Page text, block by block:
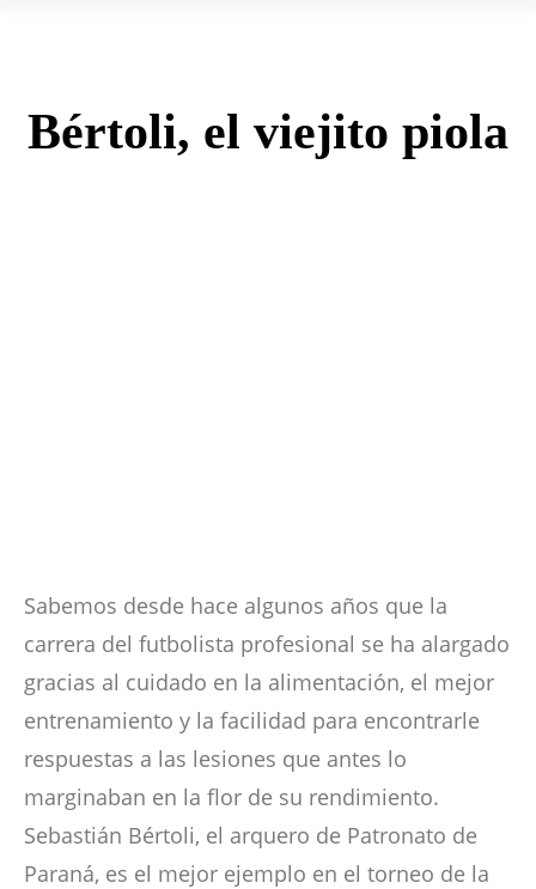
Bértoli, el viejito piola
Sabemos desde hace algunos años que la
carrera del futbolista profesional se ha alargado
gracias al cuidado en la alimentación, el mejor
entrenamiento y la facilidad para encontrarle
respuestas a las lesiones que antes lo
marginaban en la flor de su rendimiento.
Sebastián Bértoli, el arquero de Patronato de
Paraná, es el mejor ejemplo en el torneo de la